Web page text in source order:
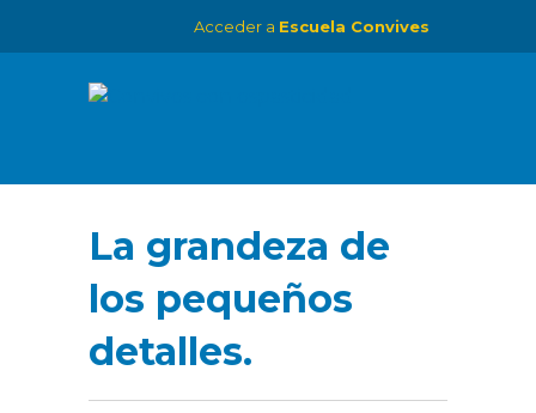
Acceder a Escuela Convives
La grandeza de
los pequeños
detalles.